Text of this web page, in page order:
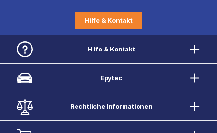
Hilfe & Kontakt
Hilfe & Kontakt
Epytec
Rechtliche Informationen